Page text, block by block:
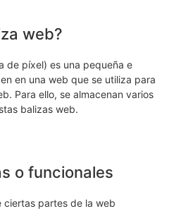
web?
de píxel) es una pequeña e
en una web que se utiliza para
Para ello, se almacenan varios
balizas web.
o funcionales
ciertas partes de la web